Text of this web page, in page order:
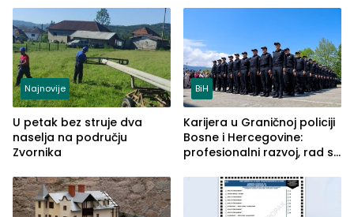
Najnovije
U petak bez struje dva
naselja na području
Zvornika
BiH
Karijera u Graničnoj policiji
Bosne i Hercegovine:
profesionalni razvoj, rad sa
služba građanima